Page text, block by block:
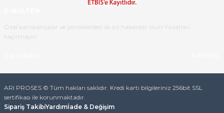
Özel kampanyalar ve yeniliklerden ilk siz haberdar olun! Fırsatları
kaçırmayın.
ARI PROSES © Tüm hakları saklıdır. Kredi kartı bilgileriniz 256bit SSL
sertifikası ile korunmaktadır.
Sipariş TakibiYardımİade & Değişim